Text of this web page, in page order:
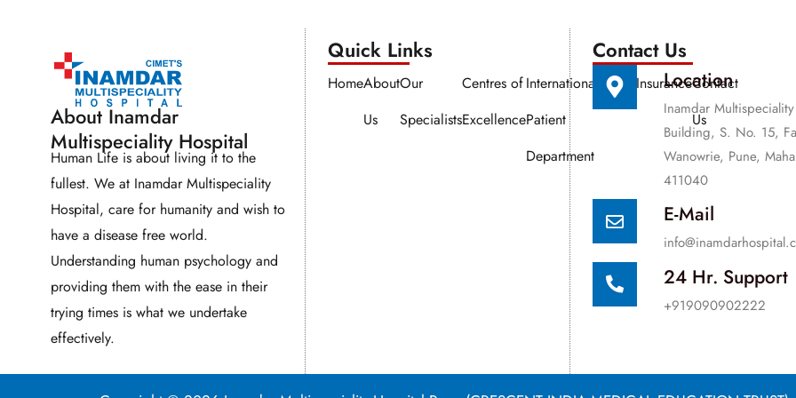
About Inamdar
Multispeciality Hospital
Human Life is about living it to the
fullest. We at Inamdar Multispeciality
Hospital, care for humanity and wish to
have a disease free world.
Understanding human psychology and
providing them with the ease in their
trying times is what we undertake
effectively.
Quick Links​​
HomeAbout
Us
Our
Specialists
Centres of
Excellence
International
Patient
Department
Media InsuranceContact
Us
Contact Us
Location
Inamdar
Building, S. No. 15,
Wanowrie, Pune,
411040
E-Mail
24 Hr. Support
+919090902222